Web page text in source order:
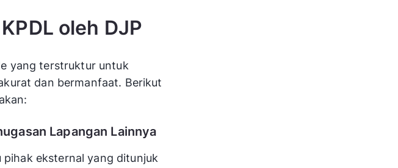
oleh DJP
yang terstruktur untuk
dan bermanfaat. Berikut
Lapangan Lainnya
pihak eksternal yang ditunjuk